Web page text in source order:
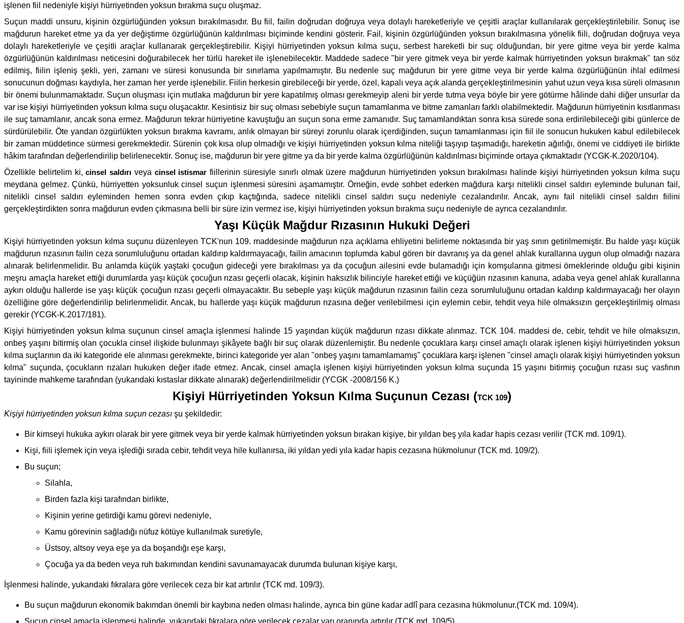
işlenen fiil nedeniyle kişiyi hürriyetinden yoksun bırakma suçu oluşmaz.
Suçun maddi unsuru, kişinin özgürlüğünden yoksun bırakılmasıdır. Bu fiil, failin doğrudan doğruya veya dolaylı hareketleriyle ve çeşitli araçlar kullanılarak gerçekleştirilebilir. Sonuç ise
mağdurun hareket etme ya da yer değiştirme özgürlüğünün kaldırılması biçiminde kendini gösterir. Fail, kişinin özgürlüğünden yoksun bırakılmasına yönelik fiili, doğrudan doğruya veya
dolaylı hareketleriyle ve çeşitli araçlar kullanarak gerçekleştirebilir. Kişiyi hürriyetinden yoksun kılma suçu, serbest hareketli bir suç olduğundan, bir yere gitme veya bir yerde kalma
özgürlüğünün kaldırılması neticesini doğurabilecek her türlü hareket ile işlenebilecektir. Maddede sadece "bir yere gitmek veya bir yerde kalmak hürriyetinden yoksun bırakmak" tan söz
edilmiş, fiilin işleniş şekli, yeri, zamanı ve süresi konusunda bir sınırlama yapılmamıştır. Bu nedenle suç mağdurun bir yere gitme veya bir yerde kalma özgürlüğünün ihlal edilmesi
sonucunun doğması kaydıyla, her zaman her yerde işlenebilir. Fiilin herkesin girebileceği bir yerde, özel, kapalı veya açık alanda gerçekleştirilmesinin yahut uzun veya kısa süreli olmasının
bir önemi bulunmamaktadır. Suçun oluşması için mutlaka mağdurun bir yere kapatılmış olması gerekmeyip aleni bir yerde tutma veya böyle bir yere götürme hâlinde dahi diğer unsurlar da
var ise kişiyi hürriyetinden yoksun kılma suçu oluşacaktır. Kesintisiz bir suç olması sebebiyle suçun tamamlanma ve bitme zamanları farklı olabilmektedir. Mağdurun hürriyetinin kısıtlanması
ile suç tamamlanır, ancak sona ermez. Mağdurun tekrar hürriyetine kavuştuğu an suçun sona erme zamanıdır. Suç tamamlandıktan sonra kısa sürede sona erdirilebileceği gibi günlerce de
sürdürülebilir. Öte yandan özgürlükten yoksun bırakma kavramı, anlık olmayan bir süreyi zorunlu olarak içerdiğinden, suçun tamamlanması için fiil ile sonucun hukuken kabul edilebilecek
bir zaman müddetince sürmesi gerekmektedir. Sürenin çok kısa olup olmadığı ve kişiyi hürriyetinden yoksun kılma niteliği taşıyıp taşımadığı, hareketin ağırlığı, önemi ve ciddiyeti ile birlikte
hâkim tarafından değerlendirilip belirlenecektir. Sonuç ise, mağdurun bir yere gitme ya da bir yerde kalma özgürlüğünün kaldırılması biçiminde ortaya çıkmaktadır (YCGK-K.2020/104).
Özellikle belirtelim ki,cinsel saldırı veya cinsel istismar fiillerinin süresiyle sınırlı olmak üzere mağdurun hürriyetinden yoksun bırakılması halinde kişiyi hürriyetinden yoksun kılma suçu
meydana gelmez. Çünkü, hürriyetten yoksunluk cinsel suçun işlenmesi süresini aşamamıştır. Örneğin, evde sohbet ederken mağdura karşı nitelikli cinsel saldırı eyleminde bulunan fail,
nitelikli cinsel saldırı eyleminden hemen sonra evden çıkıp kaçtığında, sadece nitelikli cinsel saldırı suçu nedeniyle cezalandırılır. Ancak, aynı fail nitelikli cinsel saldırı fiilini
gerçekleştirdikten sonra mağdurun evden çıkmasına belli bir süre izin vermez ise, kişiyi hürriyetinden yoksun bırakma suçu nedeniyle de ayrıca cezalandırılır.
Yaşı Küçük Mağdur Rızasının Hukuki Değeri
Kişiyi hürriyetinden yoksun kılma suçunu düzenleyen TCK'nun 109. maddesinde mağdurun rıza açıklama ehliyetini belirleme noktasında bir yaş sınırı getirilmemiştir. Bu halde yaşı küçük
mağdurun rızasının failin ceza sorumluluğunu ortadan kaldırıp kaldırmayacağı, failin amacının toplumda kabul gören bir davranış ya da genel ahlak kurallarına uygun olup olmadığı nazara
alınarak belirlenmelidir. Bu anlamda küçük yaştaki çocuğun gideceği yere bırakılması ya da çocuğun ailesini evde bulamadığı için komşularına gitmesi örneklerinde olduğu gibi kişinin
meşru amaçla hareket ettiği durumlarda yaşı küçük çocuğun rızası geçerli olacak, kişinin haksızlık bilinciyle hareket ettiği ve küçüğün rızasının kanuna, adaba veya genel ahlak kurallarına
aykırı olduğu hallerde ise yaşı küçük çocuğun rızası geçerli olmayacaktır. Bu sebeple yaşı küçük mağdurun rızasının failin ceza sorumluluğunu ortadan kaldırıp kaldırmayacağı her olayın
özelliğine göre değerlendirilip belirlenmelidir. Ancak, bu hallerde yaşı küçük mağdurun rızasına değer verilebilmesi için eylemin cebir, tehdit veya hile olmaksızın gerçekleştirilmiş olması
gerekir (YCGK-K.2017/181).
Kişiyi hürriyetinden yoksun kılma suçunun cinsel amaçla işlenmesi halinde 15 yaşından küçük mağdurun rızası dikkate alınmaz. TCK 104. maddesi de, cebir, tehdit ve hile olmaksızın,
onbeş yaşını bitirmiş olan çocukla cinsel ilişkide bulunmayı şikâyete bağlı bir suç olarak düzenlemiştir. Bu nedenle çocuklara karşı cinsel amaçlı olarak işlenen kişiyi hürriyetinden yoksun
kılma suçlarının da iki kategoride ele alınması gerekmekte, birinci kategoride yer alan "onbeş yaşını tamamlamamış" çocuklara karşı işlenen "cinsel amaçlı olarak kişiyi hürriyetinden yoksun
kılma" suçunda, çocukların rızaları hukuken değer ifade etmez. Ancak, cinsel amaçla işlenen kişiyi hürriyetinden yoksun kılma suçunda 15 yaşını bitirmiş çocuğun rızası suç vasfının
tayininde mahkeme tarafından (yukarıdaki kıstaslar dikkate alınarak) değerlendirilmelidir (YCGK -2008/156 K.)
Kişiyi Hürriyetinden Yoksun Kılma Suçunun Cezası (TCK 109)
Kişiyi hürriyetinden yoksun kılma suçun cezası şu şekildedir:
Bir kimseyi hukuka aykırı olarak bir yere gitmek veya bir yerde kalmak hürriyetinden yoksun bırakan kişiye, bir yıldan beş yıla kadar hapis cezası verilir (TCK md. 109/1).
Kişi, fiili işlemek için veya işlediği sırada cebir, tehdit veya hile kullanırsa, iki yıldan yedi yıla kadar hapis cezasına hükmolunur (TCK md. 109/2).
Bu suçun;
Silahla,
Birden fazla kişi tarafından birlikte,
Kişinin yerine getirdiği kamu görevi nedeniyle,
Kamu görevinin sağladığı nüfuz kötüye kullanılmak suretiyle,
Üstsoy, altsoy veya eşe ya da boşandığı eşe karşı,
Çocuğa ya da beden veya ruh bakımından kendini savunamayacak durumda bulunan kişiye karşı,
İşlenmesi halinde, yukarıdaki fıkralara göre verilecek ceza bir kat artırılır (TCK md. 109/3).
Bu suçun mağdurun ekonomik bakımdan önemli bir kaybına neden olması halinde, ayrıca bin güne kadar adlî para cezasına hükmolunur.(TCK md. 109/4).
Suçun cinsel amaçla işlenmesi halinde, yukarıdaki fıkralara göre verilecek cezalar yarı oranında artırılır (TCK md. 109/5).